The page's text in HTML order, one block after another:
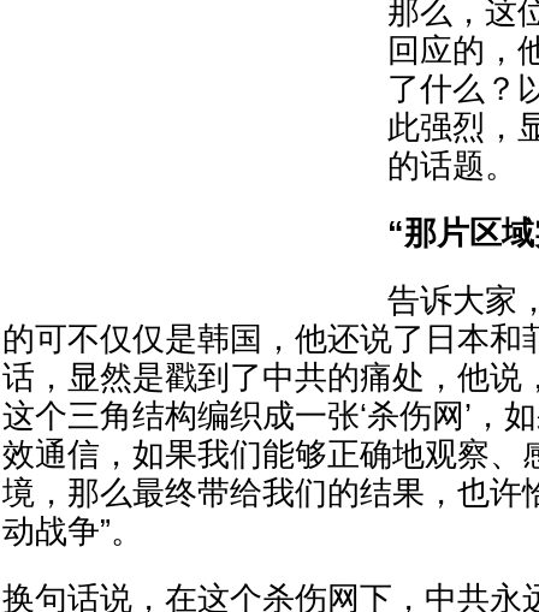
那么，这
回应的，
了什么？
此强烈，
的话题。
“那片区
告诉大家
的可不仅仅是韩国，他还说了日本和
话，显然是戳到了中共的痛处，他说
这个三角结构编织成一张‘杀伤网’，
效通信，如果我们能够正确地观察、
境，那么最终带给我们的结果，也许
动战争”。
换句话说，在这个杀伤网下，中共永